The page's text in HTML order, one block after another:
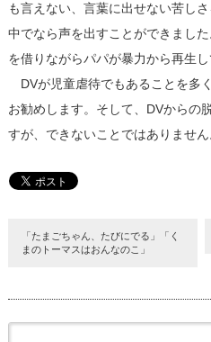
も言えない、言葉に出せない苦し
中でなら声を出すことができまし
を借りながらパパが暴力から再生し
DVが児童虐待でもあることを多
お勧めします。そして、DVからの
すが、できないことではありません
「たまごちゃん、たびにでる」「く
まのトーマスはおんなのこ」